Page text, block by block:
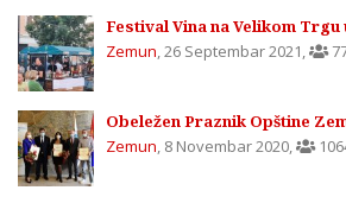
Festival Vina na Velikom Trgu
Zemun 26 Septembar 2021
Obeležen Praznik Opštine
Zemun 8 Novembar 2020